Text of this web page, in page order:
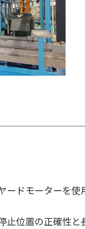
ドモーターを
位置の正確性